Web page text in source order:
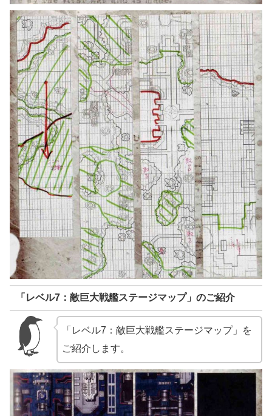
「レベル7：敵巨大戦艦ステージマップ」のご紹介
「レベル7：敵巨大戦艦ステージマップ」を
ご紹介します。